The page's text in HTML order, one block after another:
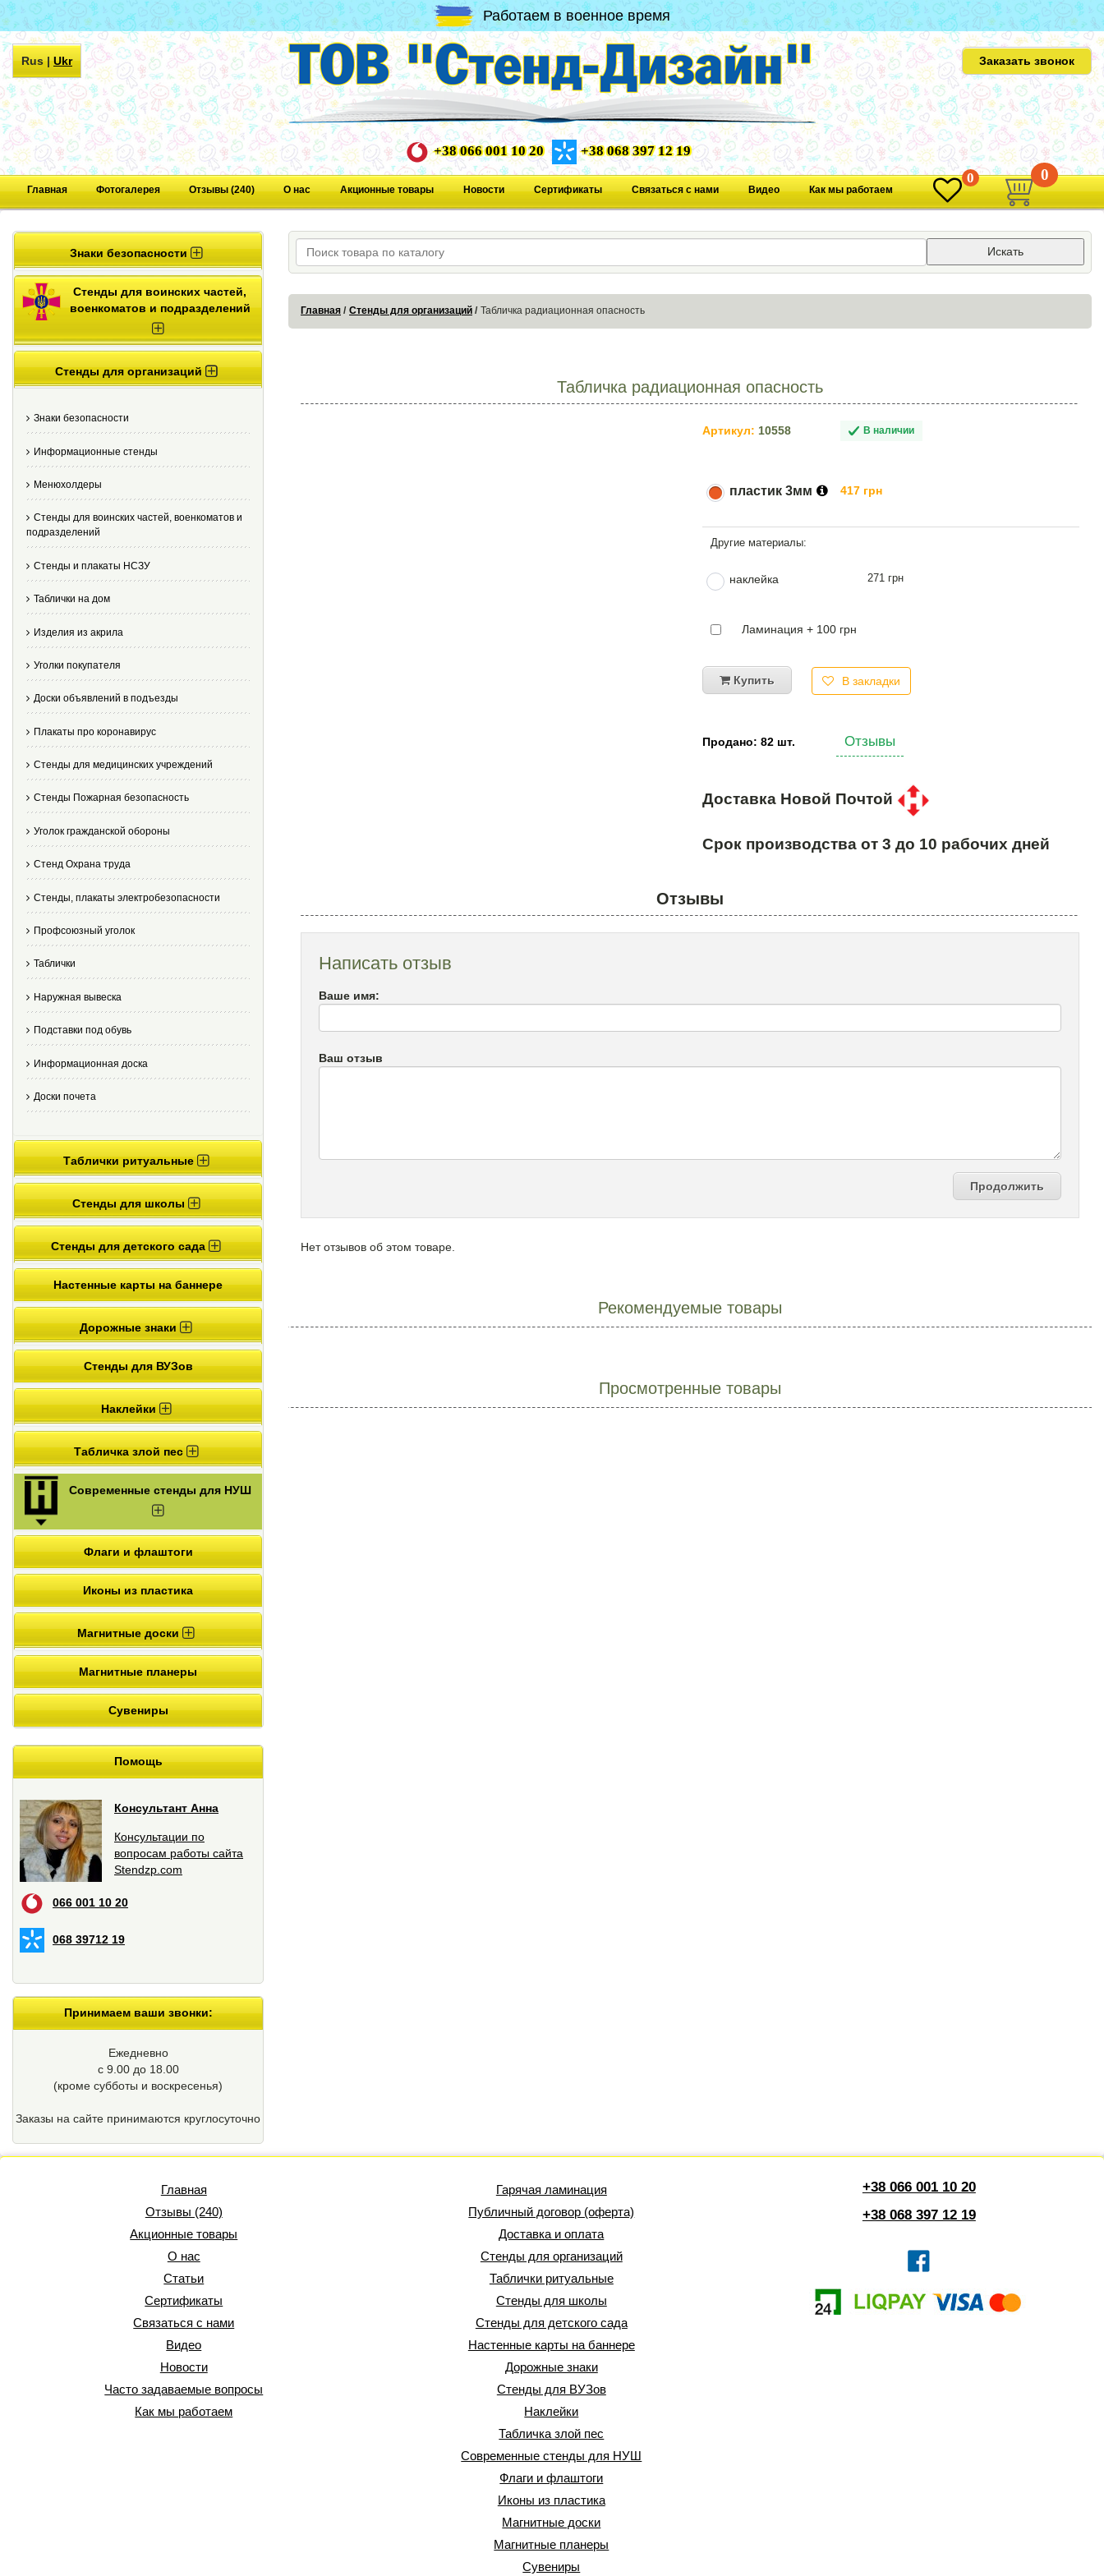
Работаем в военное время
Rus|Ukr Заказать звонок
+38 066 001 10 20 +38 068 397 12 19
Главная Фотогалерея Отзывы (240) О нас Акционные товары Новости Сертификаты Связаться с нами Видео Как мы работаем
0 0
Знаки безопасности
Стенды для воинских частей,
военкоматов и подразделений
Стенды для организаций
Знаки безопасности
Информационные стенды
Менюхолдеры
Стенды для воинских частей, военкоматов и
подразделений
Стенды и плакаты НСЗУ
Таблички на дом
Изделия из акрила
Уголки покупателя
Доски объявлений в подъезды
Плакаты про коронавирус
Стенды для медицинских учреждений
Стенды Пожарная безопасность
Уголок гражданской обороны
Стенд Охрана труда
Стенды, плакаты электробезопасности
Профсоюзный уголок
Таблички
Наружная вывеска
Подставки под обувь
Информационная доска
Доски почета
Таблички ритуальные
Стенды для школы
Стенды для детского сада
Настенные карты на баннере
Дорожные знаки
Стенды для ВУЗов
Наклейки
Табличка злой пес
Современные стенды для НУШ
Флаги и флаштоги
Иконы из пластика
Магнитные доски
Магнитные планеры
Сувениры
Помощь
Консультант Анна
Консультации по
вопросам работы сайта
Stendzp.com
066 001 10 20
068 39712 19
Принимаем ваши звонки:
Ежедневно
с 9.00 до 18.00
(кроме cубботы и воскресенья)
Заказы на сайте принимаются круглосуточно
Искать
Главная Стенды для организаций Табличка радиационная опасность
Табличка радиационная опасность
Артикул: 10558 В наличии
пластик 3мм 417 грн
наклейка 271 грн
Ламинация + 100 грн
Купить В закладки
Продано: 82 шт. Отзывы
Доставка Новой Почтой
Срок производства от 3 до 10 рабочих дней
Отзывы
Написать отзыв
Ваше имя:
Ваш отзыв
Продолжить
Нет отзывов об этом товаре.
Рекомендуемые товары
Просмотренные товары
Главная
Отзывы (240)
Акционные товары
О нас
Статьи
Сертификаты
Связаться с нами
Видео
Новости
Часто задаваемые вопросы
Как мы работаем
Гарячая ламинация
Публичный договор (оферта)
Доставка и оплата
Стенды для организаций
Таблички ритуальные
Стенды для школы
Стенды для детского сада
Настенные карты на баннере
Дорожные знаки
Стенды для ВУЗов
Наклейки
Табличка злой пес
Современные стенды для НУШ
Флаги и флаштоги
Иконы из пластика
Магнитные доски
Магнитные планеры
Сувениры
+38 066 001 10 20
+38 068 397 12 19